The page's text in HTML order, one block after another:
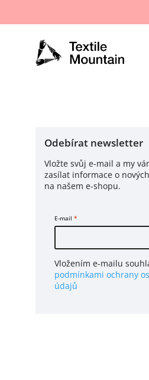
Odebírat newsletter
Vložte svůj e-mail a my
zasílat informace o
na našem e-shopu.
E-mail
Vložením e-mailu
podmínkami ochrany
údajů